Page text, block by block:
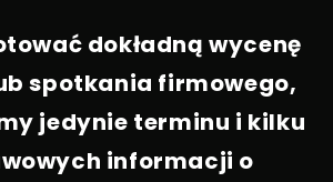
dokładną wycenę
spotkania firmowego,
jedynie terminu i kilku
informacji o